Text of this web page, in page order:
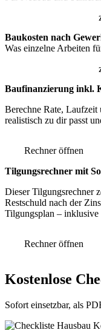
Baukosten nach
Was einzelne Arbeiten
Baufinanzierung inkl.
Berechne Rate,
realistisch zu dir passt
Rechner öffnen
Tilgungsrechner mit
Dieser Tilgungsrechner
Restschuld nach der
Tilgungsplan – inklusive
Rechner öffnen
Kostenlose
Sofort einsetzbar, als